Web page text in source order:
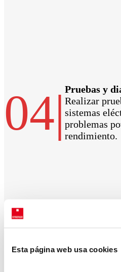
Esta página web usa cookies
04| Pruebas y
Realizar
sistemas
problemas
rendimiento.